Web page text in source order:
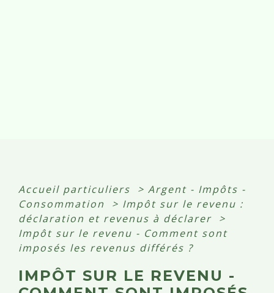
Accueil particuliers > Argent - Impôts -
Consommation
> Impôt sur le revenu :
déclaration et revenus à déclarer >
Impôt sur le revenu - Comment sont
imposés les revenus différés ?
IMPÔT SUR LE REVENU -